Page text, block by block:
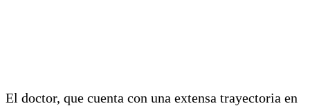
El doctor, que cuenta con una extensa trayectoria en